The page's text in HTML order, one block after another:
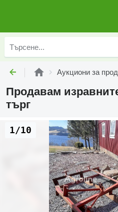
Аукциони за
Продавам
търг
1/10